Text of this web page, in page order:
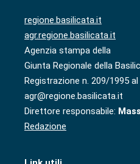
regione.basilicata.it
agr.regione.basilicata.it
Agenzia stampa della
Giunta Regionale della
Registrazione n. 209/1995
agr@regione.basilicata.it
Direttore responsabile:
Redazione